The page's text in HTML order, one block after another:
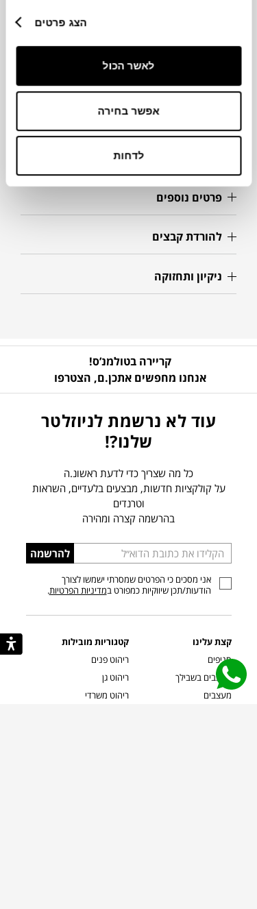
הצג פרטים
לאשר הכול
אפשר בחירה
לדחות
60X115X30H ס"מ
מידע על חומרים
פרטים נוספים
להורדת קבצים
ניקיון ותחזוקה
קריירה בטולמנ’ס!
אנחנו מחפשים אתכן.ם, הצטרפו
עוד לא נרשמת לניוזלטר
שלנו?!
כל מה שצריך כדי לדעת ראשונ.ה
על קולקציות חדשות, מבצעים בלעדיים, השראות
וטרנדים
בהרשמה קצרה ומהירה
הכניסו
כתובת
דוא”ל
להרשמה
אני מסכים כי הפרטים שמסרתי ישמשו לצורך
הודעות/תכן שיווקיות כמפורט במדיניות הפרטיות.
קצת עלינו
סניפים
מעצבים בשבילך
מעצבים
קטגוריות מובילות
ריהוט פנים
ריהוט גן
ריהוט משרדי